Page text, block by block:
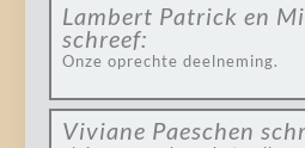
Lambert Patrick en
schreef:
Onze oprechte deelneming.
Viviane Paeschen